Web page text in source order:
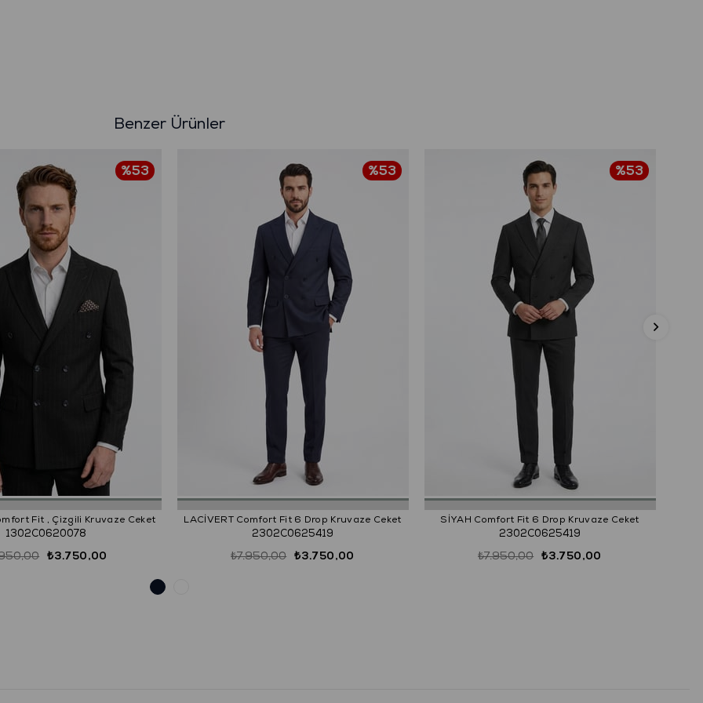
Benzer Ürünler
Fit , Çizgili Kruvaze Ceket
1302C0620078
₺3.750,00
%53
LACİVERT Comfort Fit 6 Drop Kruvaze Ceket
2302C0625419
₺3.750,00
₺7.950,00
%53
SİYAH Comfort Fit 6 Drop Kruvaze Ceket
2302C0625419
₺3.750,00
₺7.950,00
%53